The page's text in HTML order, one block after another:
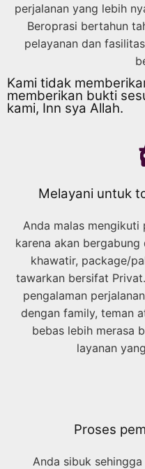
perjalanan yang lebih
Beroprasi bertahun
pelayanan dan
Kami tidak
memberikan bukti
kami, Inn sya Allah.
Melayani untuk
Anda malas
karena akan
khawatir, package/
tawarkan bersifat
pengalaman
dengan family, teman
bebas lebih merasa
layanan
Proses
Anda sibuk